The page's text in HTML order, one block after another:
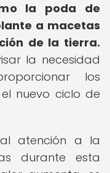
la poda de
a macetas
de la tierra.
la necesidad
los
nuevo ciclo de
atención a la
durante esta